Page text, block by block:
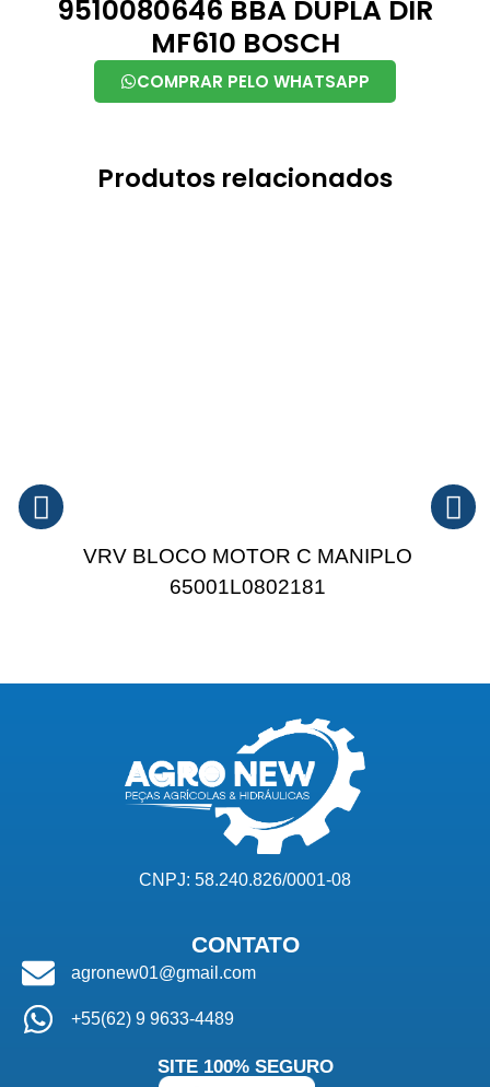
9510080646 BBA DUPLA DIR
MF610 BOSCH
COMPRAR PELO WHATSAPP
Produtos relacionados
VRV BLOCO MOTOR C MANIPLO
65001L0802181
CNPJ: 58.240.826/0001-08
CONTATO
agronew01@gmail.com
+55(62) 9 9633-4489
SITE 100% SEGURO